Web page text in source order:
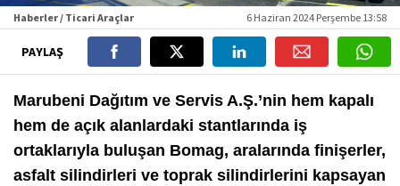
Haberler / Ticari Araçlar 6 Haziran 2024 Perşembe 13:58
PAYLAŞ
Marubeni Dağıtım ve Servis A.Ş.’nin hem kapalı
hem de açık alanlardaki stantlarında iş
ortaklarıyla buluşan Bomag, aralarında finişerler,
asfalt silindirleri ve toprak silindirlerini kapsayan